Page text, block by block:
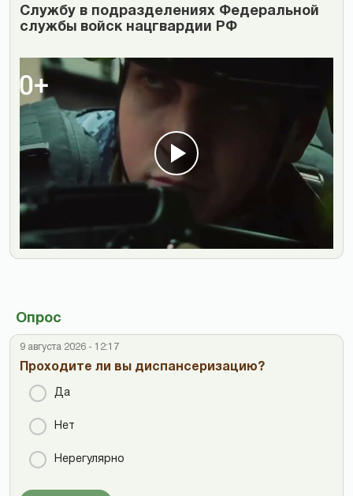
Cлужбу в подразделениях Федеральной
службы войск нацгвардии РФ
Опрос
9 августа 2026 - 12:17
Проходите ли вы диспансеризацию?
Да
Нет
Нерегулярно